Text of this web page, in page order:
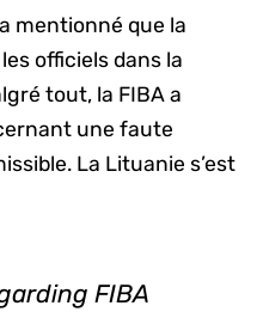
mentionné que la
officiels dans la
tout, la FIBA a
une faute
La Lituanie s’est
FIBA